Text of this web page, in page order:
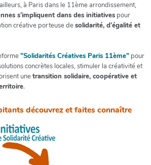
à Paris dans le 11ème arrondissement,
s’impliquent dans des initiatives pour
créative porteuse desolidarité, d’égalité et
"Solidarités Créatives Paris 11ème" pour
concrètes locales, stimuler la créativité et
unetransition solidaire, coopérative et
.
découvrez et faites connaître